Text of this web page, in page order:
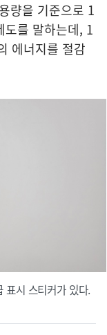
량을 기준으로 1
도를 말하는데, 1
에너지를 절감
표시 스티커가 있다.